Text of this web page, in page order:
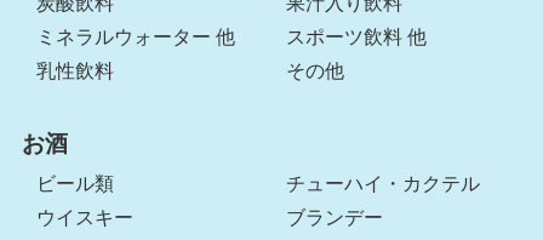
ミネラルウォーター 他
スポーツ飲料 他
乳性飲料
その他
お酒
ビール類
チューハイ・カクテル
ウイスキー
ブランデー